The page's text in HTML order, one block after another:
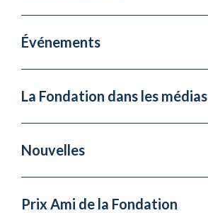
Événements
La Fondation dans les médias
Nouvelles
Prix Ami de la Fondation